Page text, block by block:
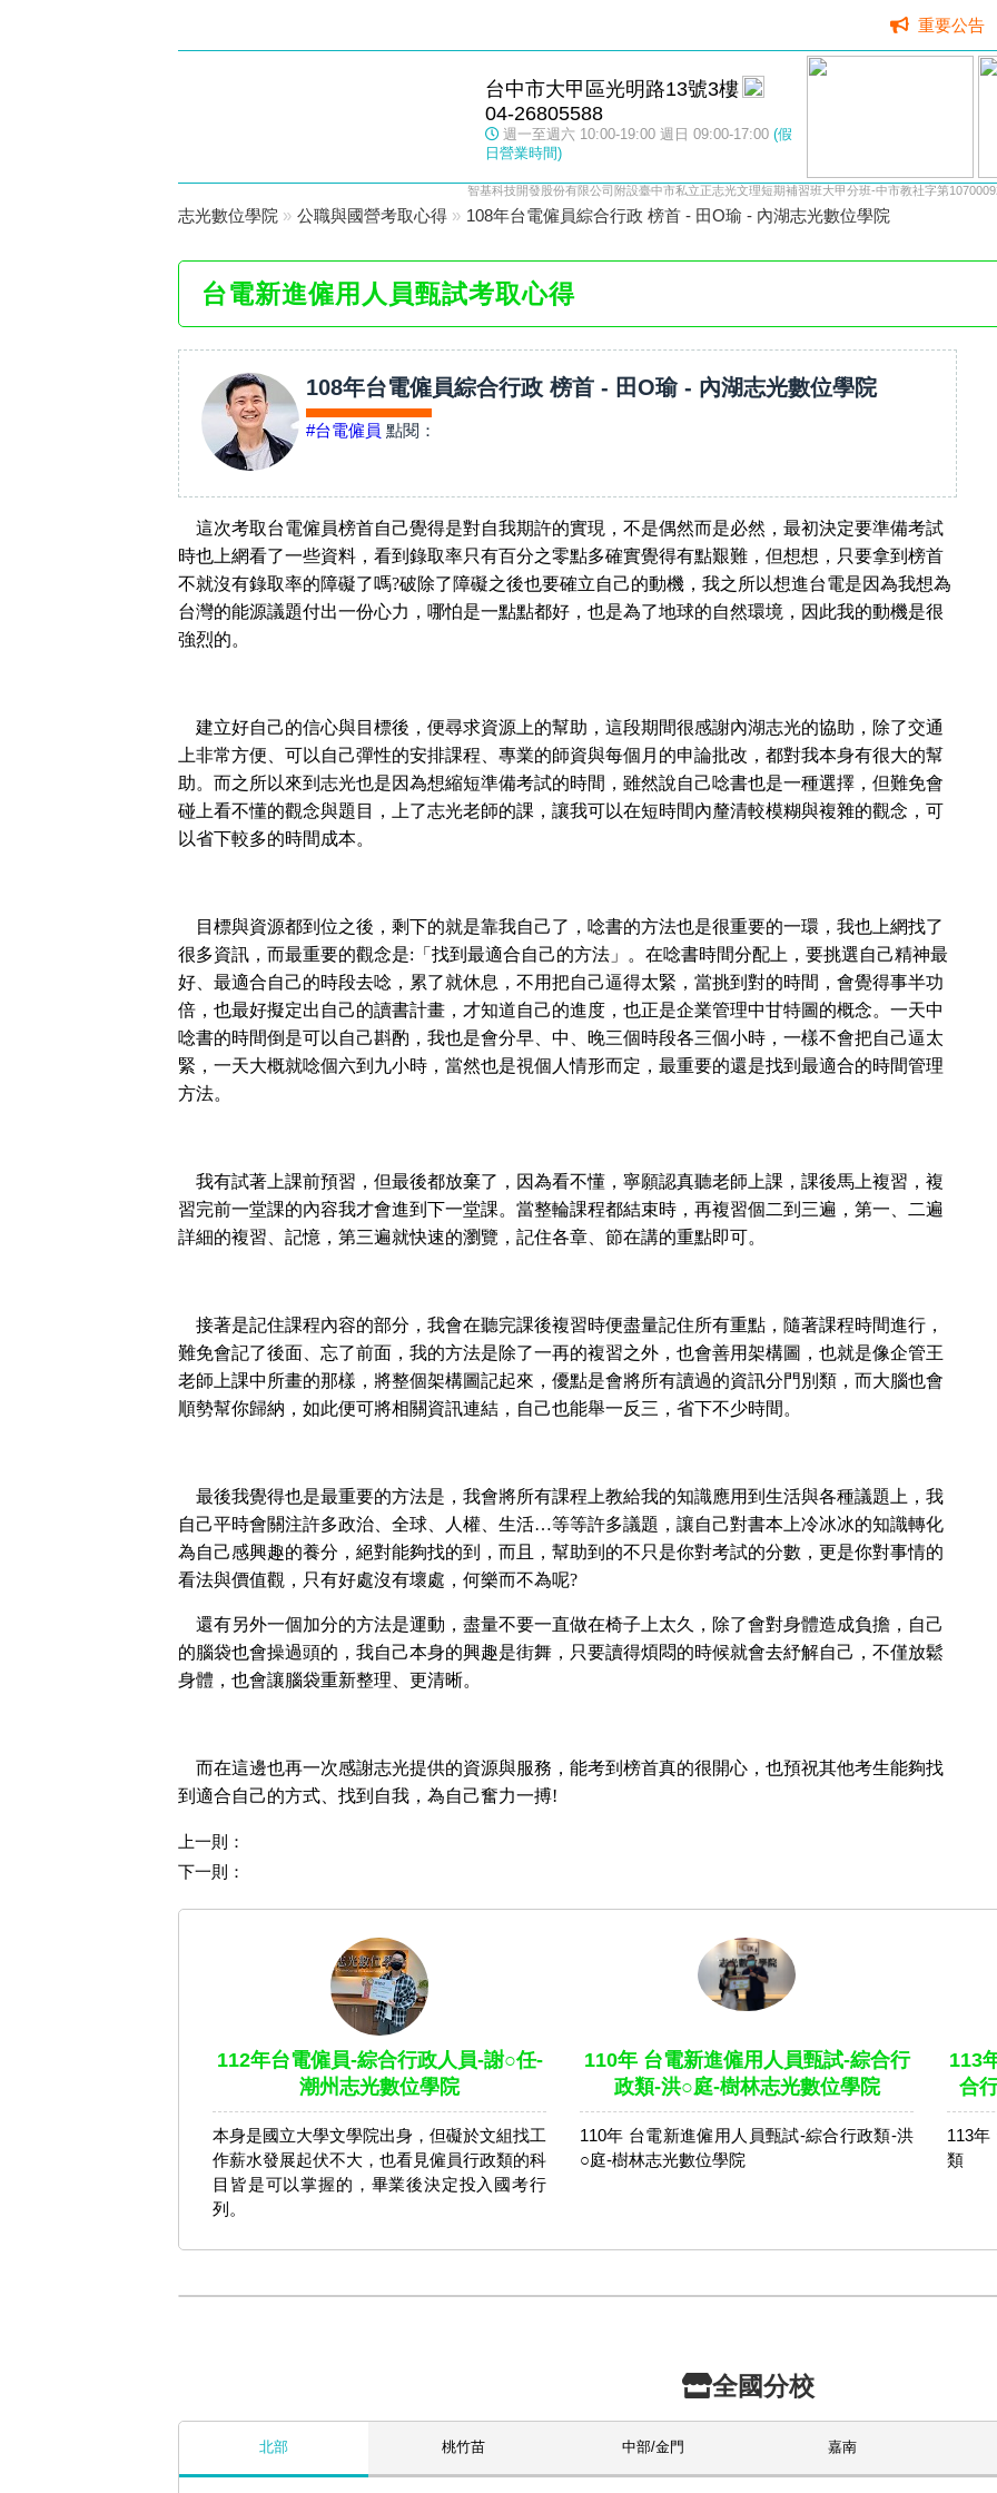
重要公告
台中市大甲區光明路13號3樓
04-26805588
週一至週六 10:00-19:00 週日 09:00-17:00 (假
日營業時間)
智基科技開發股份有限公司附設臺中市私立正志光文理短期補習班大甲分班-中市教社字第
志光數位學院 » 公職與國營考取心得 » 108年台電僱員綜合行政 榜首 - 田O瑜 - 內湖志光數位學院
台電新進僱用人員甄試考取心得
108年台電僱員綜合行政 榜首 - 田O瑜 - 內湖志光數位學院
#台電僱員 點閱：
這次考取台電僱員榜首自己覺得是對自我期許的實現，不是偶然而是必然，最初決定要準備考試
時也上網看了一些資料，看到錄取率只有百分之零點多確實覺得有點艱難，但想想，只要拿到榜首
不就沒有錄取率的障礙了嗎?破除了障礙之後也要確立自己的動機，我之所以想進台電是因為我想為
台灣的能源議題付出一份心力，哪怕是一點點都好，也是為了地球的自然環境，因此我的動機是很
強烈的。
建立好自己的信心與目標後，便尋求資源上的幫助，這段期間很感謝內湖志光的協助，除了交通
上非常方便、可以自己彈性的安排課程、專業的師資與每個月的申論批改，都對我本身有很大的幫
助。而之所以來到志光也是因為想縮短準備考試的時間，雖然說自己唸書也是一種選擇，但難免會
碰上看不懂的觀念與題目，上了志光老師的課，讓我可以在短時間內釐清較模糊與複雜的觀念，可
以省下較多的時間成本。
目標與資源都到位之後，剩下的就是靠我自己了，唸書的方法也是很重要的一環，我也上網找了
很多資訊，而最重要的觀念是: 「找到最適合自己的方法」。在唸書時間分配上，要挑選自己精神最
好、最適合自己的時段去唸，累了就休息，不用把自己逼得太緊，當挑到對的時間，會覺得事半功
倍，也最好擬定出自己的讀書計畫，才知道自己的進度，也正是企業管理中甘特圖的概念。一天中
唸書的時間倒是可以自己斟酌，我也是會分早、中、晚三個時段各三個小時，一樣不會把自己逼太
緊，一天大概就唸個六到九小時，當然也是視個人情形而定，最重要的還是找到最適合的時間管理
方法。
我有試著上課前預習，但最後都放棄了，因為看不懂，寧願認真聽老師上課，課後馬上複習，複
習完前一堂課的內容我才會進到下一堂課。當整輪課程都結束時，再複習個二到三遍，第一、二遍
詳細的複習、記憶，第三遍就快速的瀏覽，記住各章、節在講的重點即可。
接著是記住課程內容的部分，我會在聽完課後複習時便盡量記住所有重點，隨著課程時間進行，
難免會記了後面、忘了前面，我的方法是除了一再的複習之外，也會善用架構圖，也就是像企管王
老師上課中所畫的那樣，將整個架構圖記起來，優點是會將所有讀過的資訊分門別類，而大腦也會
順勢幫你歸納，如此便可將相關資訊連結，自己也能舉一反三，省下不少時間。
最後我覺得也是最重要的方法是，我會將所有課程上教給我的知識應用到生活與各種議題上，我
自己平時會關注許多政治、全球、人權、生活…等等許多議題，讓自己對書本上冷冰冰的知識轉化
為自己感興趣的養分，絕對能夠找的到，而且，幫助到的不只是你對考試的分數，更是你對事情的
看法與價值觀，只有好處沒有壞處，何樂而不為呢?
還有另外一個加分的方法是運動，盡量不要一直做在椅子上太久，除了會對身體造成負擔，自己
的腦袋也會操過頭的，我自己本身的興趣是街舞，只要讀得煩悶的時候就會去紓解自己，不僅放鬆
身體，也會讓腦袋重新整理、更清晰。
而在這邊也再一次感謝志光提供的資源與服務，能考到榜首真的很開心，也預祝其他考生能夠找
到適合自己的方式、找到自我，為自己奮力一搏!
上一則：
下一則：
112年台電僱員-綜合行政人員-謝○任-
潮州志光數位學院
本身是國立大學文學院出身，但礙於文組找工
作薪水發展起伏不大，也看見僱員行政類的科
目皆是可以掌握的，畢業後決定投入國考行
列。
110年 台電新進僱用人員甄試-綜合行
政類-洪○庭-樹林志光數位學院
110年 台電新進僱用人員甄試-綜合行政類-洪
○庭-樹林志光數位學院
113
合
113
類
全國分校
北部 桃竹苗 中部/金門 嘉南